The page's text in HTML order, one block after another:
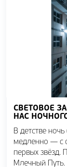
СВЕТОВОЕ
НАС
В детстве
медленно — с
первых звёзд.
Млечный Путь.